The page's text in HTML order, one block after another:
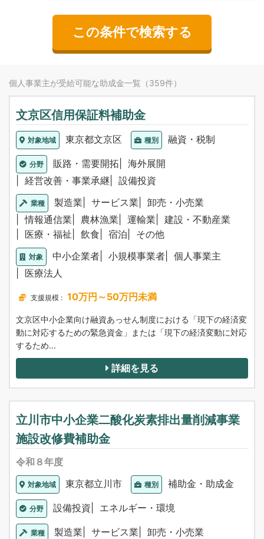
この条件で検索する
個人事業主が受給可能な助成金一覧（359件）
文京区信用保証料補助金
対象地域 東京都文京区 種別 融資・税制
分野 販路・需要開拓
海外展開
経営改善・事業承継
設備投資
業種 製造業 サービス業
卸売・小売業
情報通信業
農林漁業 運輸業
建設・不動産業
医療・福祉
飲食 宿泊 その他
対象 中小企業者 小規模事業者
個人事業主
医療法人
支援規模 : 10万円～50万円未満
文京区中小企業向け融資あっせん制度における「現下の経済変
動に対応するための緊急資金」または「現下の経済変動に対応
するため...
詳細を見る
立川市中小企業二酸化炭素排出量削減事業
施設改修費補助金
令和８年度
対象地域 東京都立川市 種別 補助金・助成金
分野 設備投資 エネルギー・環境
業種 製造業 サービス業
卸売・小売業